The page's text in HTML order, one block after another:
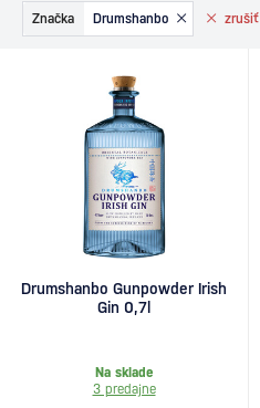
zrušiť
Značka Drumshanbo
Drumshanbo Gunpowder Irish
Gin 0,7l
Na sklade
3 predajne